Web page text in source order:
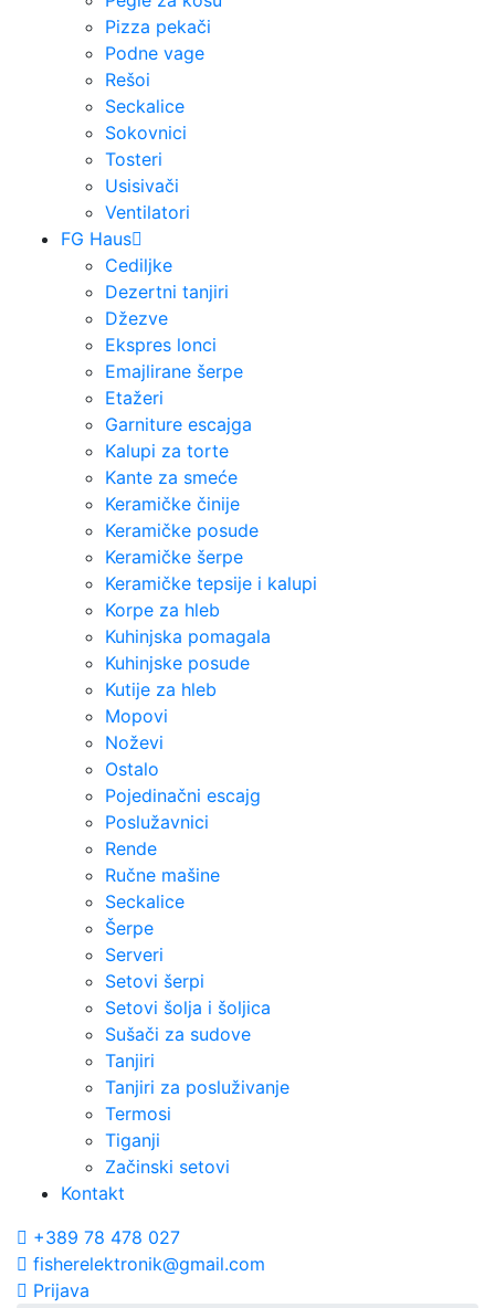
Pizza pekači
Podne vage
Rešoi
Seckalice
Sokovnici
Tosteri
Usisivači
Ventilatori
FG Haus
Cediljke
Dezertni tanjiri
Džezve
Ekspres lonci
Emajlirane šerpe
Etažeri
Garniture escajga
Kalupi za torte
Kante za smeće
Keramičke činije
Keramičke posude
Keramičke šerpe
Keramičke tepsije i kalupi
Korpe za hleb
Kuhinjska pomagala
Kuhinjske posude
Kutije za hleb
Mopovi
Noževi
Ostalo
Pojedinačni escajg
Poslužavnici
Rende
Ručne mašine
Seckalice
Šerpe
Serveri
Setovi šerpi
Setovi šolja i šoljica
Sušači za sudove
Tanjiri
Tanjiri za posluživanje
Termosi
Tiganji
Začinski setovi
Kontakt
+389 78 478 027
fisherelektronik@gmail.com
Prijava